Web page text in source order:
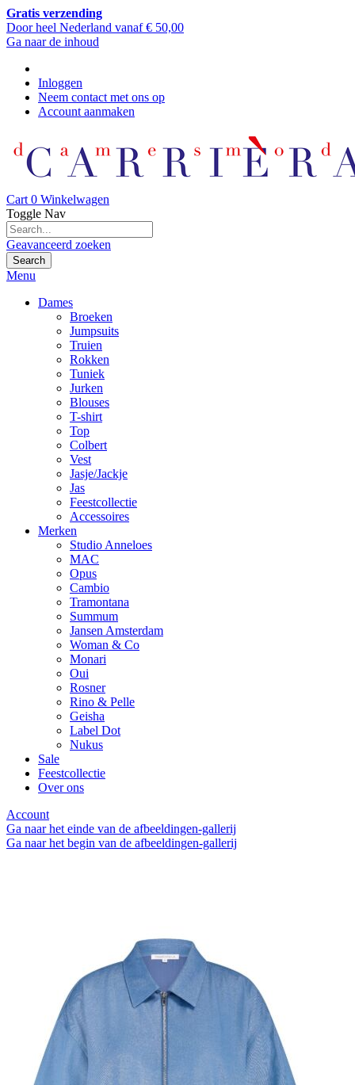
Gratis verzending
Door heel Nederland vanaf € 50,00
Ga naar de inhoud
Inloggen
Neem contact met ons op
Account aanmaken
Cart 0 Winkelwagen
Toggle Nav
Geavanceerd zoeken
Search
Menu
Dames
Broeken
Jumpsuits
Truien
Rokken
Tuniek
Jurken
Blouses
T-shirt
Top
Colbert
Vest
Jasje/Jackje
Jas
Feestcollectie
Accessoires
Merken
Studio Anneloes
MAC
Opus
Cambio
Tramontana
Summum
Jansen Amsterdam
Woman & Co
Monari
Oui
Rosner
Rino & Pelle
Geisha
Label Dot
Nukus
Sale
Feestcollectie
Over ons
Account
Ga naar het einde van de afbeeldingen-gallerij
Ga naar het begin van de afbeeldingen-gallerij